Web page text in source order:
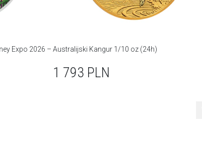
Expo 2026 – Australijski Kangur 1/10 oz (24h)
1 793 PLN